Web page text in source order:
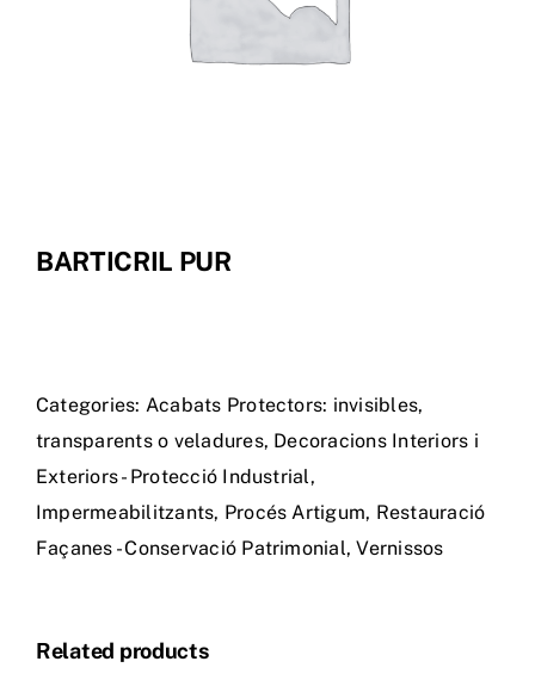
BARTICRIL PUR
Categories: Acabats Protectors: invisibles,
transparents o veladures, Decoracions Interiors i
Exteriors - Protecció Industrial,
Impermeabilitzants, Procés Artigum, Restauració
Façanes - Conservació Patrimonial,Vernissos
Related products